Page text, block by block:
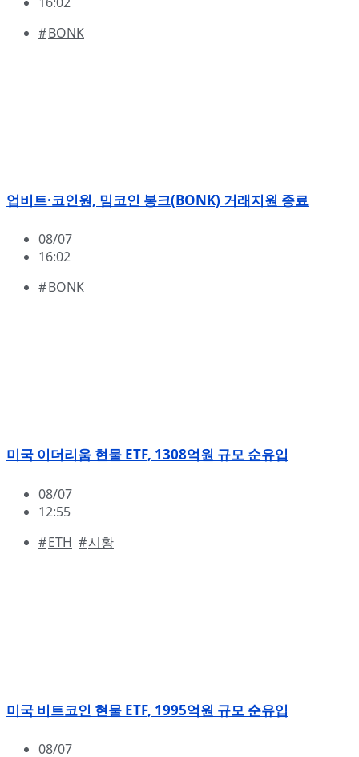
BONK
업비트·코인원, 밈코인 봉크(BONK) 거래지원 종료
08/07
16:02
BONK
미국 이더리움 현물 ETF, 1308억원 규모 순유입
08/07
12:55
ETH
시황
미국 비트코인 현물 ETF, 1995억원 규모 순유입
08/07